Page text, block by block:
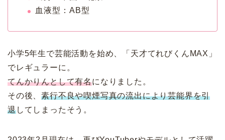
血液型：AB型
小学5年生で芸能活動を始め、「天才てれびくんMAX」
でレギュラーに。
てんかりんとして有名になりました。
その後、素行不良や喫煙写真の流出により芸能界を引
退してしまったそう。